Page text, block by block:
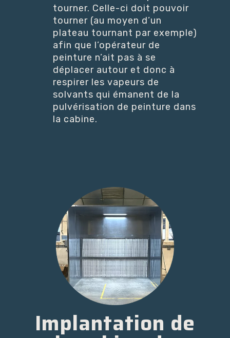
tourner. Celle-ci doit pouvoir
tourner (au moyen d’un
plateau tournant par exemple)
afin que l’opérateur de
peinture n’ait pas à se
déplacer autour et donc à
respirer les vapeurs de
solvants qui émanent de la
pulvérisation de peinture dans
la cabine.
Implantation de